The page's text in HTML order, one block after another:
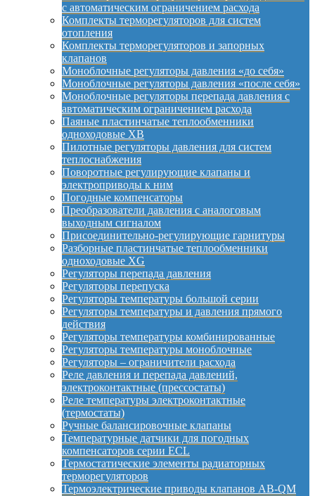
с автоматическим ограничением расхода
Комплекты терморегуляторов для систем
отопления
Комплекты терморегуляторов и запорных
клапанов
Моноблочные регуляторы давления «до себя»
Моноблочные регуляторы давления «после себя»
Моноблочные регуляторы перепада давления с
автоматическим ограничением расхода
Паяные пластинчатые теплообменники
одноходовые XB
Пилотные регуляторы давления для систем
теплоснабжения
Поворотные регулирующие клапаны и
электроприводы к ним
Погодные компенсаторы
Преобразователи давления с аналоговым
выходным сигналом
Присоединительно-регулирующие гарнитуры
Разборные пластинчатые теплообменники
одноходовые XG
Регуляторы перепада давления
Регуляторы перепуска
Регуляторы температуры большой серии
Регуляторы температуры и давления прямого
действия
Регуляторы температуры комбинированные
Регуляторы температуры моноблочные
Регуляторы – ограничители расхода
Реле давления и перепада давлений,
электроконтактные (прессостаты)
Реле температуры электроконтактные
(термостаты)
Ручные балансировочные клапаны
Температурные датчики для погодных
компенсаторов серии ECL
Термостатические элементы радиаторных
терморегуляторов
Термоэлектрические приводы клапанов AB-QM